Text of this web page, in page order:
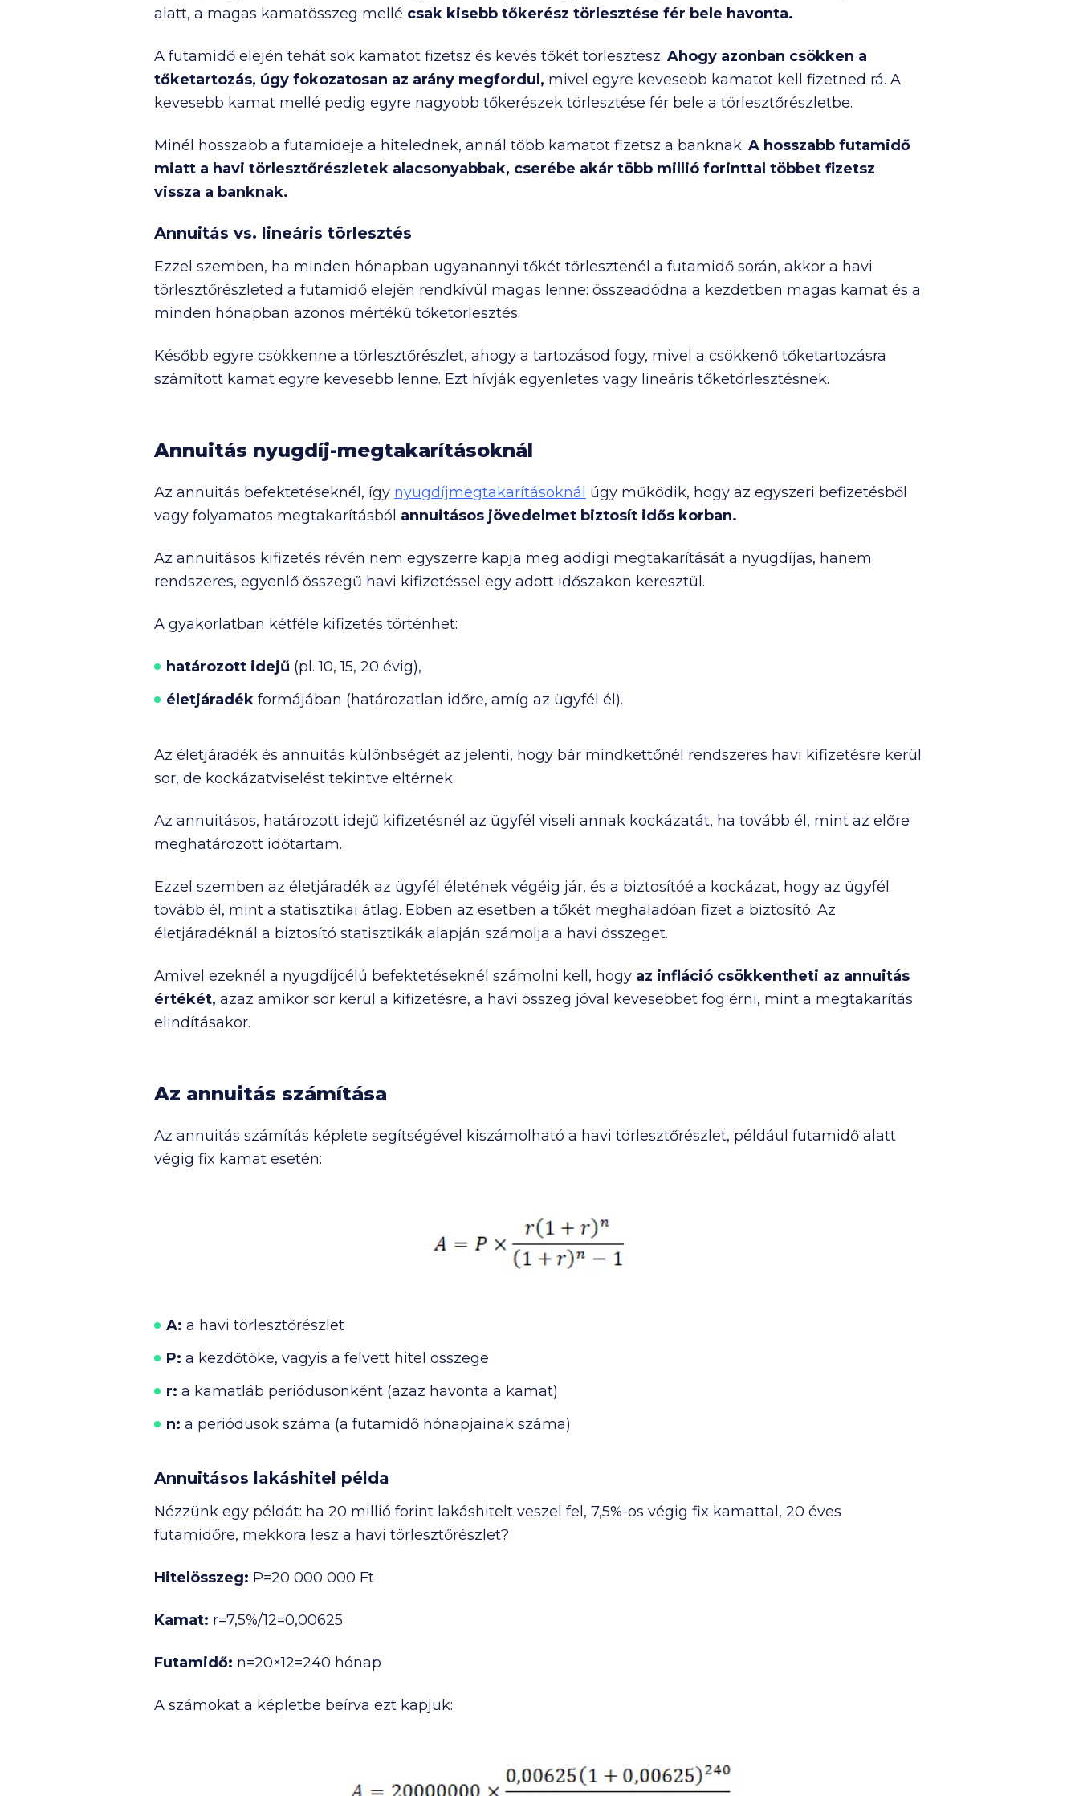
alatt, a magas kamatösszeg mellé csak kisebb tőkerész törlesztése fér bele havonta.
A futamidő elején tehát sok kamatot fizetsz és kevés tőkét törlesztesz. Ahogy azonban csökken a
tőketartozás, úgy fokozatosan az arány megfordul, mivel egyre kevesebb kamatot kell fizetned rá. A
kevesebb kamat mellé pedig egyre nagyobb tőkerészek törlesztése fér bele a törlesztőrészletbe.
Minél hosszabb a futamideje a hitelednek, annál több kamatot fizetsz a banknak. A hosszabb futamidő
miatt a havi törlesztőrészletek alacsonyabbak, cserébe akár több millió forinttal többet fizetsz
vissza a banknak.
Annuitás vs. lineáris törlesztés
Ezzel szemben, ha minden hónapban ugyanannyi tőkét törlesztenél a futamidő során, akkor a havi
törlesztőrészleted a futamidő elején rendkívül magas lenne: összeadódna a kezdetben magas kamat és a
minden hónapban azonos mértékű tőketörlesztés.
Később egyre csökkenne a törlesztőrészlet, ahogy a tartozásod fogy, mivel a csökkenő tőketartozásra
számított kamat egyre kevesebb lenne. Ezt hívják egyenletes vagy lineáris tőketörlesztésnek.
Annuitás nyugdíj-megtakarításoknál
Az annuitás befektetéseknél, így nyugdíjmegtakarításoknál úgy működik, hogy az egyszeri befizetésből
vagy folyamatos megtakarításból annuitásos jövedelmet biztosít idős korban.
Az annuitásos kifizetés révén nem egyszerre kapja meg addigi megtakarítását a nyugdíjas, hanem
rendszeres, egyenlő összegű havi kifizetéssel egy adott időszakon keresztül.
A gyakorlatban kétféle kifizetés történhet:
határozott idejű (pl. 10, 15, 20 évig),
életjáradék formájában (határozatlan időre, amíg az ügyfél él).
Az életjáradék és annuitás különbségét az jelenti, hogy bár mindkettőnél rendszeres havi kifizetésre kerül
sor, de kockázatviselést tekintve eltérnek.
Az annuitásos, határozott idejű kifizetésnél az ügyfél viseli annak kockázatát, ha tovább él, mint az előre
meghatározott időtartam.
Ezzel szemben az életjáradék az ügyfél életének végéig jár, és a biztosítóé a kockázat, hogy az ügyfél
tovább él, mint a statisztikai átlag. Ebben az esetben a tőkét meghaladóan fizet a biztosító. Az
életjáradéknál a biztosító statisztikák alapján számolja a havi összeget.
Amivel ezeknél a nyugdíjcélú befektetéseknél számolni kell, hogy az infláció csökkentheti az annuitás
értékét, azaz amikor sor kerül a kifizetésre, a havi összeg jóval kevesebbet fog érni, mint a megtakarítás
elindításakor.
Az annuitás számítása
Az annuitás számítás képlete segítségével kiszámolható a havi törlesztőrészlet, például futamidő alatt
végig fix kamat esetén:
A: a havi törlesztőrészlet
P: a kezdőtőke, vagyis a felvett hitel összege
r: a kamatláb periódusonként (azaz havonta a kamat)
n: a periódusok száma (a futamidő hónapjainak száma)
Annuitásos lakáshitel példa
Nézzünk egy példát: ha 20 millió forint lakáshitelt veszel fel, 7,5%-os végig fix kamattal, 20 éves
futamidőre, mekkora lesz a havi törlesztőrészlet?
Hitelösszeg: P=20 000 000 Ft
Kamat: r=7,5%/12=0,00625
Futamidő: n=20×12=240 hónap
A számokat a képletbe beírva ezt kapjuk: